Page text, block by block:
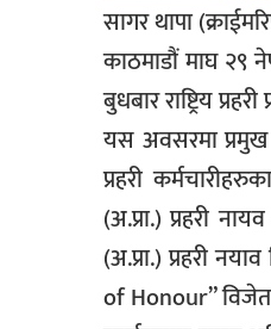
सागर थापा
काठमाडौं माघ २९
बुधबार राष्ट्रिय
यस अवसरमा प्रमुख
प्रहरी
(अ.प्रा.) प्रहरी
(अ.प्रा.) प्रहरी
of Honour” विजेता